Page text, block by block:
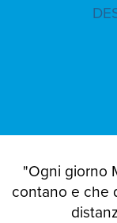
"Ogni giorno
contano e che